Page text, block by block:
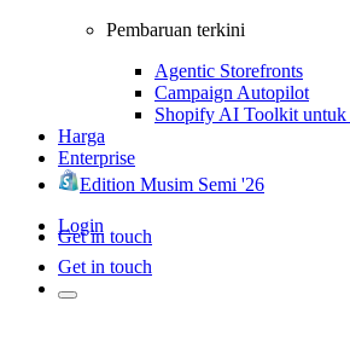
Pembaruan terkini
Agentic Storefronts
Campaign Autopilot
Shopify AI Toolkit untuk
Harga
Enterprise
Edition Musim Semi '26
Login
Get in touch
Get in touch